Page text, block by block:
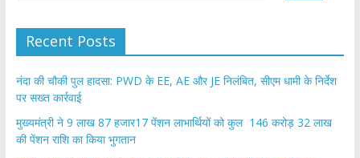
Recent Posts
नंदा की चौकी पुल हादसा: PWD के EE, AE और JE निलंबित, सीएम धामी के निर्देश
पर सख्त कार्रवाई
मुख्यमंत्री ने 9 लाख 87 हजार17 पेंशन लाभार्थियों को कुल 146 करोड़ 32 लाख
की पेंशन राशि का किया भुगतान